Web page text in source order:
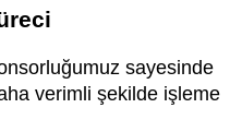
sayesinde
verimli şekilde işleme